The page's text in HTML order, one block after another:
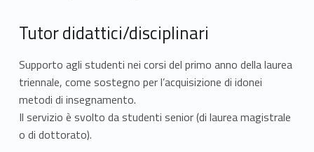
Tutor didattici/disciplinari
Supporto agli studenti nei corsi del primo anno della laurea
triennale, come sostegno per l’acquisizione di idonei
metodi di insegnamento.
Il servizio è svolto da studenti senior (di laurea magistrale
o di dottorato).